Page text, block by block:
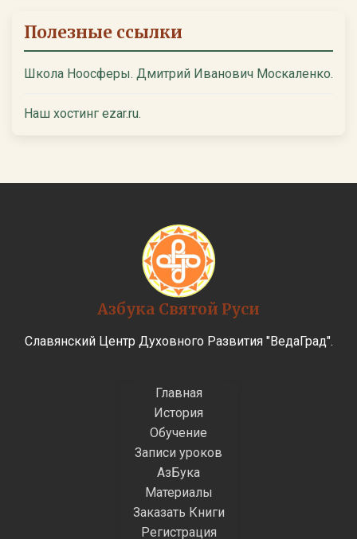
Полезные ссылки
Школа Ноосферы. Дмитрий Иванович Москаленко.
Наш хостинг ezar.ru.
Азбука Святой Руси
Славянский Центр Духовного Развития "ВедаГрад".
Главная
История
Обучение
Записи уроков
АзБука
Материалы
Заказать Книги
Регистрация